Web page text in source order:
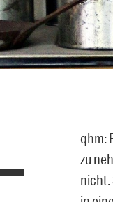
qhm:
zu
nicht.